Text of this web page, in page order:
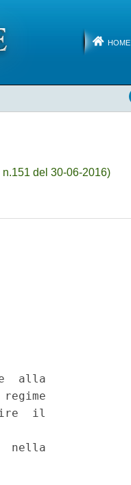
HOME
del 30-06-2016)